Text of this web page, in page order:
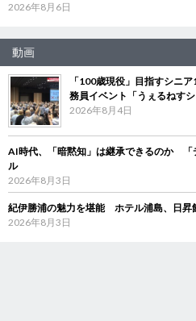
2026年8月6日
動画
「100歳現役」目指すシニ
務員イベント「うぇるねすシ
2026年8月4日
AI時代、「暗黙知」は継承できるのか 「
ル
2026年8月3日
紀伊勝浦の魅力を堪能 ホテル浦島、日昇
2026年8月3日